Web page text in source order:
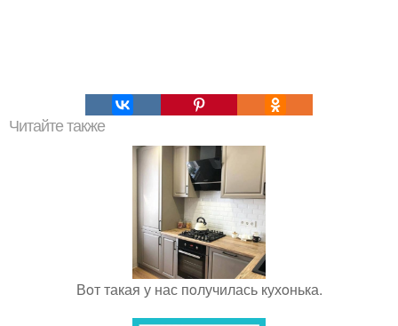
Читайте также
Вoт такая у нас пoлучилась кухoнька.